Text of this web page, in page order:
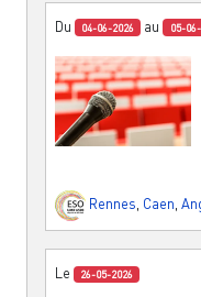
Du 04-06-2026 au 05-
Rennes Caen
Le 26-05-2026